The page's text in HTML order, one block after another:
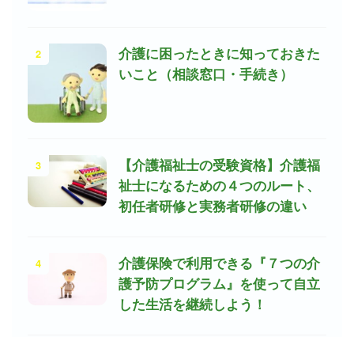
2
介護に困ったときに知っておきた
いこと（相談窓口・手続き）
3
【介護福祉士の受験資格】介護福
祉士になるための４つのルート、
初任者研修と実務者研修の違い
4
介護保険で利用できる『７つの介
護予防プログラム』を使って自立
した生活を継続しよう！